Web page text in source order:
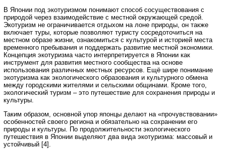
В Японии под экотуризмом понимают способ сосуществования с
природой через взаимодействие с местной окружающей средой.
Экотуризм не ограничивается отдыхом на лоне природы, он также
включает туры, которые позволяют туристу сосредоточиться на
местном образе жизни, ознакомиться с культурой и историей места
временного пребывания и поддержать развитие местной экономики.
Концепция экотуризма часто интерпретируется в Японии как
инструмент для развития местного сообщества на основе
использования различных местных ресурсов. Ещё шире понимание
экотуризма как экологического образования и культурного обмена
между городскими жителями и сельскими общинами. Кроме того,
экологический туризм – это путешествие для сохранения природы и
культуры.
Таким образом, основной упор японцы делают на «прочувствовании»
особенностей своего региона и обязательно на сохранении его
природы и культуры. По продолжительности экологического
путешествия в Японии выделяют два вида экотуризма: массовый и
устойчивый [4].